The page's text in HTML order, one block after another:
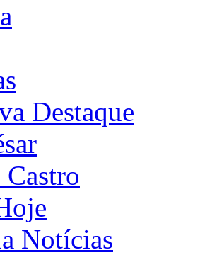
Destaque
Notícias